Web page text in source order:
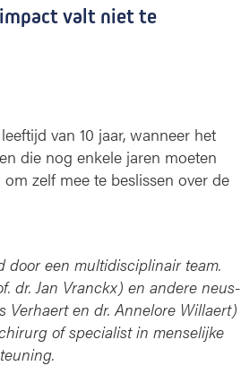
valt niet te
van 10 jaar, wanneer het
die nog enkele jaren moeten
zelf mee te beslissen over de
een multidisciplinair team.
dr. Jan Vranckx) en andere neus-
Verhaert en dr. Annelore Willaert)
of specialist in menselijke